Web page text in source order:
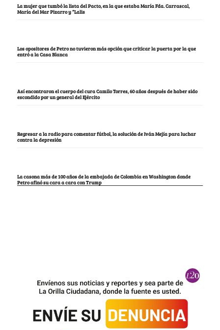
La mujer que tumbó la lista del Pacto, en la que estaba María Fda. Carrascal,
María del Mar Pizarro y “Lalis
Los opositores de Petro no tuvieron más opción que criticar la puerta por la que
entró a la Casa Blanca
Así encontraron el cuerpo del cura Camilo Torres, 60 años después de haber sido
escondido por un general del Ejército
Regresar a la radio para comentar fútbol, la solución de Iván Mejía para luchar
contra la depresión
La casona más de 100 años de la embajada de Colombia en Washington donde
Petro afinó su cara a cara con Trump